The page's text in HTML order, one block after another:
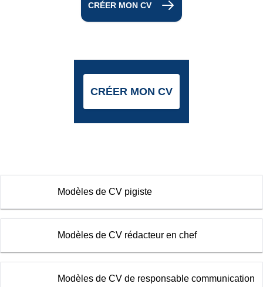
CRÉER MON CV
CRÉER MON CV
Modèles de CV pigiste
Modèles de CV rédacteur en chef
Modèles de CV de responsable communication